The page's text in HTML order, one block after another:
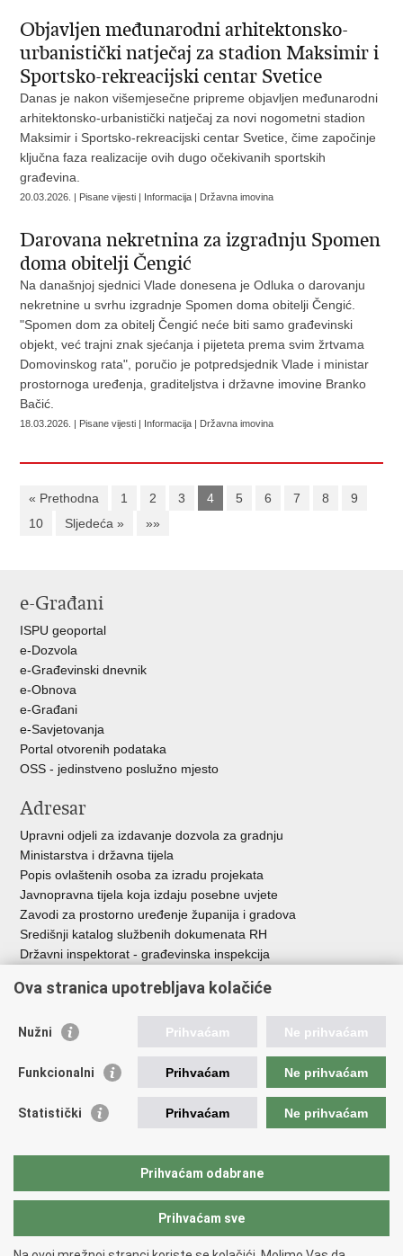
Objavljen međunarodni arhitektonsko-
urbanistički natječaj za stadion Maksimir i
Sportsko-rekreacijski centar Svetice
Danas je nakon višemjesečne pripreme objavljen međunarodni
arhitektonsko-urbanistički natječaj za novi nogometni stadion
Maksimir i Sportsko-rekreacijski centar Svetice, čime započinje
ključna faza realizacije ovih dugo očekivanih sportskih
građevina.
20.03.2026. | Pisane vijesti | Informacija | Državna imovina
Darovana nekretnina za izgradnju Spomen
doma obitelji Čengić
Na današnjoj sjednici Vlade donesena je Odluka o darovanju
nekretnine u svrhu izgradnje Spomen doma obitelji Čengić.
"Spomen dom za obitelj Čengić neće biti samo građevinski
objekt, već trajni znak sjećanja i pijeteta prema svim žrtvama
Domovinskog rata", poručio je potpredsjednik Vlade i ministar
prostornoga uređenja, graditeljstva i državne imovine Branko
Bačić.
18.03.2026. | Pisane vijesti | Informacija | Državna imovina
« Prethodna 1 2 3 4 5 6 7 8
9
10
Sljedeća » »»
e-Građani
ISPU geoportal
e-Dozvola
e-Građevinski dnevnik
e-Obnova
e-Građani
e-Savjetovanja
Portal otvorenih podataka
OSS - jedinstveno poslužno mjesto
Adresar
Upravni odjeli za izdavanje dozvola za gradnju
Ministarstva i državna tijela
Popis ovlaštenih osoba za izradu projekata
Javnopravna tijela koja izdaju posebne uvjete
Zavodi za prostorno uređenje županija i gradova
Središnji katalog službenih dokumenata RH
Državni inspektorat - građevinska inspekcija
Vlada Republike Hrvatske
Agencija za pravni promet i posredovanje nekretninama
Fond za zaštitu okoliša i energetsku učinkovitost
Državne nekretnine d.o.o.
Copyright © 2026 Ministarstvo prostornoga uređenja, graditeljstva i
Ova stranica upotrebljava kolačiće
Nužni Prihvaćam Ne prihvaćam
Funkcionalni Prihvaćam Ne prihvaćam
Statistički Prihvaćam Ne prihvaćam
Prihvaćam odabrane
Prihvaćam sve